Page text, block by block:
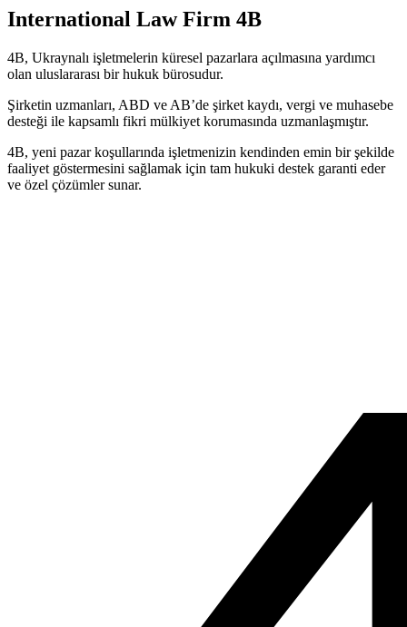
International Law Firm 4B
4B, Ukraynalı işletmelerin küresel pazarlara açılmasına yardımcı
olan uluslararası bir hukuk bürosudur.
Şirketin uzmanları, ABD ve AB’de şirket kaydı, vergi ve muhasebe
desteği ile kapsamlı fikri mülkiyet korumasında uzmanlaşmıştır.
4B, yeni pazar koşullarında işletmenizin kendinden emin bir şekilde
faaliyet göstermesini sağlamak için tam hukuki destek garanti eder
ve özel çözümler sunar.